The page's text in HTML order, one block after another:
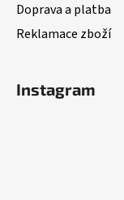
Doprava a platba
Reklamace zboží
Instagram